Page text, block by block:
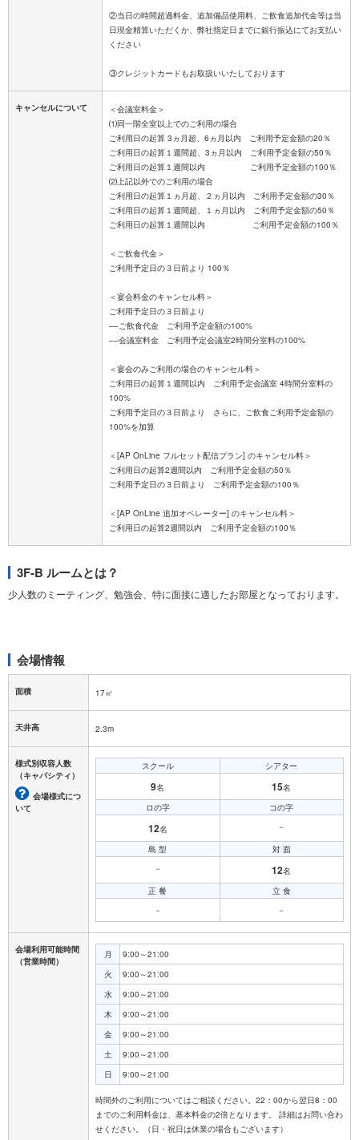
②当日の時間超過料金、追加備品使用料、ご飲食追加代金等は当
日現金精算いただくか、弊社指定日までに銀行振込にてお支払い
ください
キャンセルについて
＜会議室料金＞
⑴同一階全室以上でのご利用の場合
ご利用日の起算 3ヵ月超、6ヵ月以内 ご利用予定金額の20％
ご利用日の起算１週間超、3ヵ月以内 ご利用予定金額の50％
ご利用日の起算１週間以内 ご利用予定金額の100％
⑵上記以外でのご利用の場合
ご利用日の起算１ヵ月超、２ヵ月以内 ご利用予定金額の30％
ご利用日の起算１週間超、１ヵ月以内 ご利用予定金額の50％
ご利用日の起算１週間以内 ご利用予定金額の100％
＜ご飲食代金＞
ご利用予定日の３日前より 100％
＜宴会料金のキャンセル料＞
ご利用予定日の３日前より
––ご飲食代金 ご利用予定金額の100%
––会議室料金 ご利用予定会議室2時間分室料の100%
＜宴会のみご利用の場合のキャンセル料＞
ご利用日の起算１週間以内 ご利用予定会議室 4時間分室料の
100%
ご利用予定日の３日前より さらに、ご飲食ご利用予定金額の
100%を加算
＜[AP OnLine フルセット配信プラン] のキャンセル料＞
ご利用日の起算2週間以内 ご利用予定金額の50％
ご利用予定日の３日前より ご利用予定金額の100％
＜[AP OnLine 追加オペレーター] のキャンセル料＞
3F-B ルームとは？
少人数のミーティング、勉強会、特に面接に適したお部屋となっております。
会場情報
面積 17㎡
天井高 2.3m
様式別収容人数
（キャパシティ）
会場様式につ
いて
スクール
9名
シアター
15名
ロの字
12名
コの字
－
島 型
－
対 面
12名
正 餐
－
立 食
－
会場利用可能時間
（営業時間）
月
9:00～21:00
火
9:00～21:00
水
9:00～21:00
木
9:00～21:00
金
9:00～21:00
土
9:00～21:00
日
9:00～21:00
時間外のご利用についてはご相談ください。22：00から翌日8：00
までのご利用料金は、基本料金の2倍となります。 詳細はお問い合わ